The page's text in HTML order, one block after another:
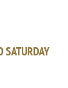
SATURDAY